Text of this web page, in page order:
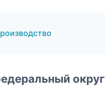
округ